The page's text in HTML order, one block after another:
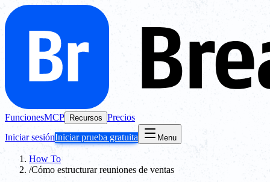
FuncionesMCP Recursos Precios
Iniciar sesiónIniciar prueba gratuita Menu
How To
/Cómo estructurar reuniones de ventas